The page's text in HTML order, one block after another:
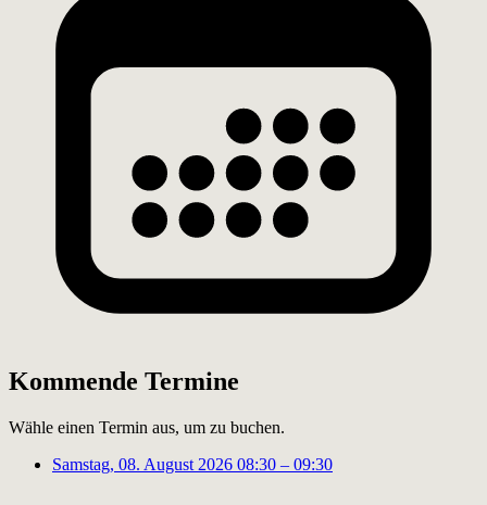
Kommende Termine
Wähle einen Termin aus, um zu buchen.
Samstag, 08. August 2026 08:30 – 09:30